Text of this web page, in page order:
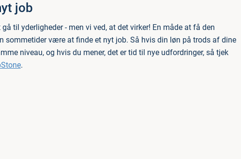
job
til yderligheder - men vi ved, at det virker! En måde at få den
sommetider være at finde et nyt job. Så hvis din løn på trods af dine
niveau, og hvis du mener, det er tid til nye udfordringer, så tjek
.